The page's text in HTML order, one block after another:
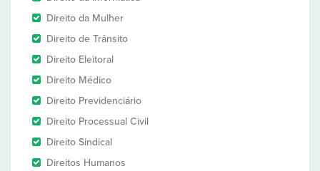
Direito da Mulher
Direito de Trânsito
Direito Eleitoral
Direito Médico
Direito Previdenciário
Direito Processual Civil
Direito Sindical
Direitos Humanos